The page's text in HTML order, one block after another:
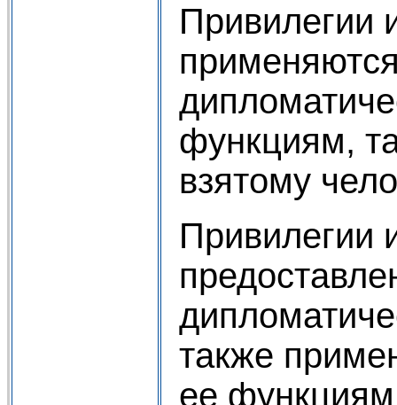
Привилегии
функциям,
взятому
Привилегии
также
ее функциям